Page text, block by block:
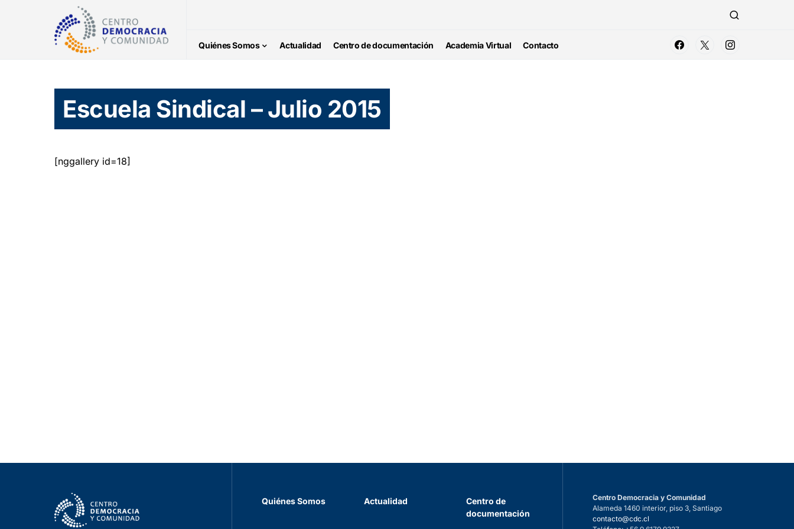
Quiénes Somos Actualidad Centro de documentación Academia Virtual Contacto
Escuela Sindical – Julio 2015
[nggallery id=18]
Quiénes Somos Actualidad
Centro de
documentación
Centro Democracia y Comunidad
Alameda 1460 interior, piso 3, Santiago
contacto@cdc.cl